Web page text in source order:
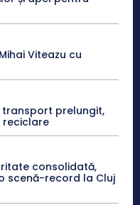
Viteazu cu
transport prelungit,
reciclare
consolidată,
scenă-record la Cluj